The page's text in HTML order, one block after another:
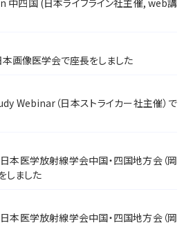
四国 (日本ライフライン社主催, web講
画像医学会で座長をしました
Webinar（日本ストライカー社主催）で
医学放射線学会中国・四国地方会（岡
しました
医学放射線学会中国・四国地方会（岡